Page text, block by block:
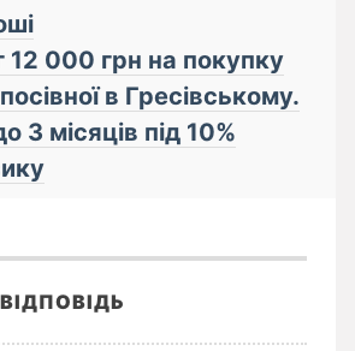
12 000 грн на покупку
в Гресівському.
3 місяців під 10%